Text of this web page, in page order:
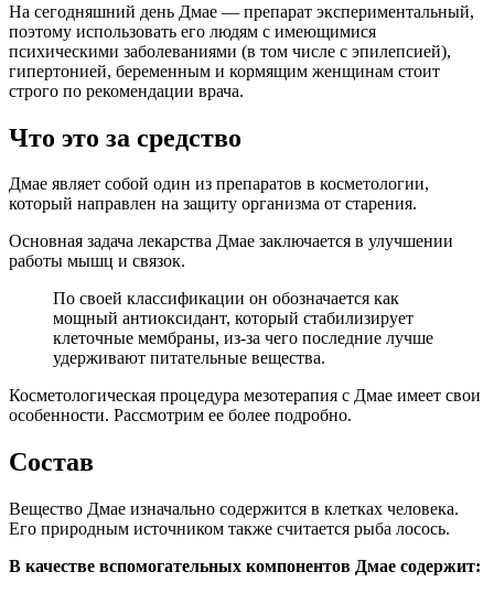
На сегодняшний день Дмае — препарат экспериментальный,
поэтому использовать его людям с имеющимися
психическими заболеваниями (в том числе с эпилепсией),
гипертонией, беременным и кормящим женщинам стоит
строго по рекомендации врача.
Что это за средство
Дмае являет собой один из препаратов в косметологии,
который направлен на защиту организма от старения.
Основная задача лекарства Дмае заключается в улучшении
работы мышц и связок.
По своей классификации он обозначается как
мощный антиоксидант, который стабилизирует
клеточные мембраны, из-за чего последние лучше
удерживают питательные вещества.
Косметологическая процедура мезотерапия с Дмае имеет свои
особенности. Рассмотрим ее более подробно.
Состав
Вещество Дмае изначально содержится в клетках человека.
Его природным источником также считается рыба лосось.
В качестве вспомогательных компонентов Дмае содержит: